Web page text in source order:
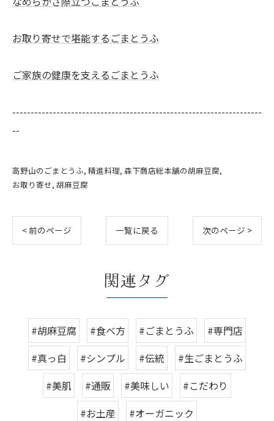
お取り寄せで堪能するごまとうふ
ご家族の健康を支えるごまとうふ
--------------------------------------------------------------------
--
高野山のごまとうふ 精進料理 森下商店総本舗の胡麻豆腐
お取り寄せ 胡麻豆腐
< 前のページ 一覧に戻る 次のページ >
関連タグ
#胡麻豆腐 #食べ方 #ごまとうふ
#専門店
#真っ白
#シンプル #伝統
#生ごまとうふ
#美肌
#通販 #美味しい
#こだわり
#お土産
#オーガニック